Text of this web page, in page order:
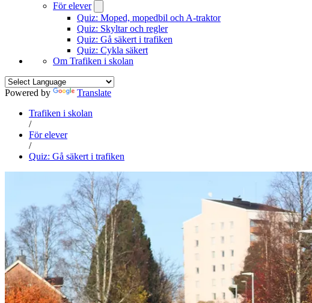
För elever
Quiz: Moped, mopedbil och A-traktor
Quiz: Skyltar och regler
Quiz: Gå säkert i trafiken
Quiz: Cykla säkert
Om Trafiken i skolan
Powered by
Translate
Trafiken i skolan
/
För elever
/
Quiz: Gå säkert i trafiken